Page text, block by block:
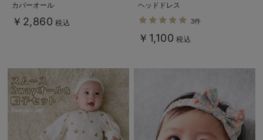
カバーオール
￥2,860 税込
ヘッドドレス
3件
￥1,100 税込